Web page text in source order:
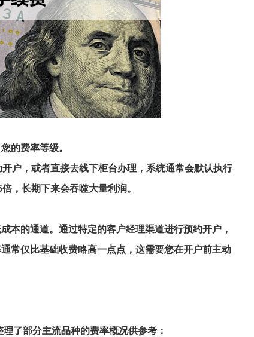
的费率等级。
户，或者直接去线下柜台办理，系统通常会默认执行
，长期下来会吞噬大量利润。
本的通道。通过特定的客户经理渠道进行预约开户，
常仅比基础收费略高一点点，这需要您在开户前主动
了部分主流品种的费率概况供参考：